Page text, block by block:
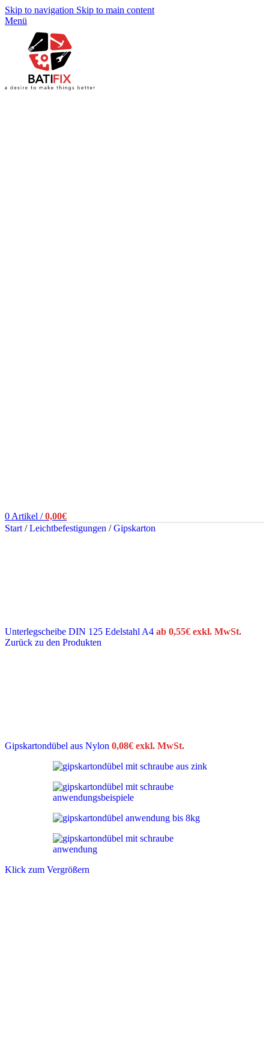
Skip to navigation Skip to main content
Menü
0 Artikel / 0,00€
Start / Leichtbefestigungen / Gipskarton
Unterlegscheibe DIN 125 Edelstahl A4 ab 0,55€ exkl. MwSt.
Zurück zu den Produkten
Gipskartondübel aus Nylon 0,08€ exkl. MwSt.
Klick zum Vergrößern